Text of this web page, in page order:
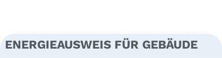
ENERGIE­AUSWEIS FÜR GEBÄUDE